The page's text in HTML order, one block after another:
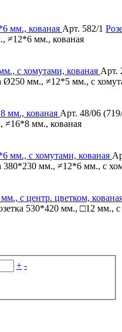
Арт. 582/1
≠12*6 мм., кованая
Арт.
Ø250 мм., ≠12*5 мм., с
Арт. 48/06
≠16*8 мм., кованая
380*230 мм., ≠12*6 мм., с
530*420 мм., □12 мм., с
+ -